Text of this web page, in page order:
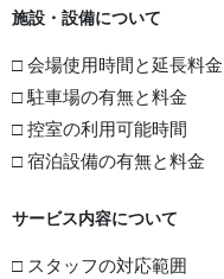
施設・設備について
□ 会場使用時間と延長料金
□ 駐車場の有無と料金
□ 控室の利用可能時間
□ 宿泊設備の有無と料金
サービス内容について
□ スタッフの対応範囲